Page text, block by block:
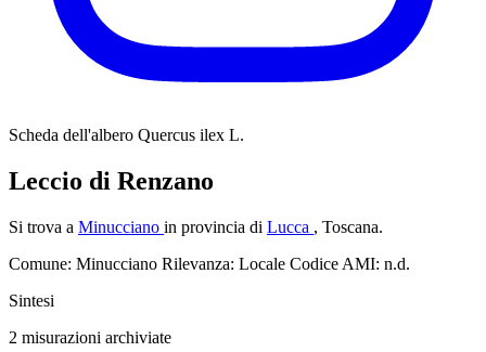
Scheda dell'albero Quercus ilex L.
Leccio di Renzano
Si trova a Minucciano in provincia di Lucca , Toscana.
Comune: Minucciano Rilevanza: Locale Codice AMI: n.d.
Sintesi
2 misurazioni archiviate